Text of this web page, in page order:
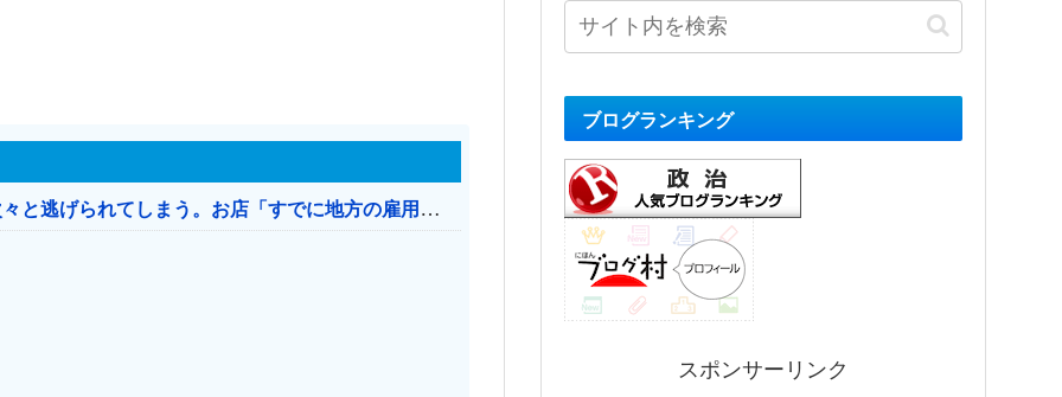
日本のお店、時給1500円でもミャンマー人に次々と逃げられてしまう。お店「すでに地方の雇用は崩壊」
ブログランキング
スポンサーリンク